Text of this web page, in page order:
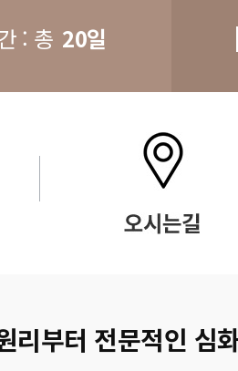
: 총 20일
리부터 전문적인 심